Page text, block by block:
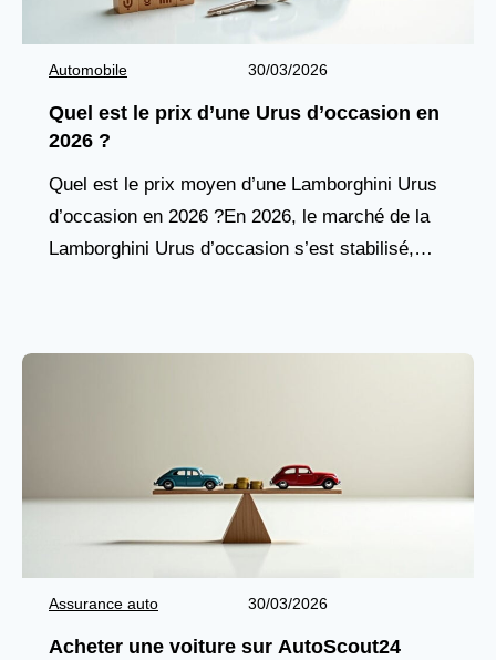
Automobile 30/03/2026
Quel est le prix d’une Urus d’occasion en
2026 ?
Quel est le prix moyen d’une Lamborghini Urus
d’occasion en 2026 ?En 2026, le marché de la
Lamborghini Urus d’occasion s’est stabilisé,
Assurance auto 30/03/2026
Acheter une voiture sur AutoScout24